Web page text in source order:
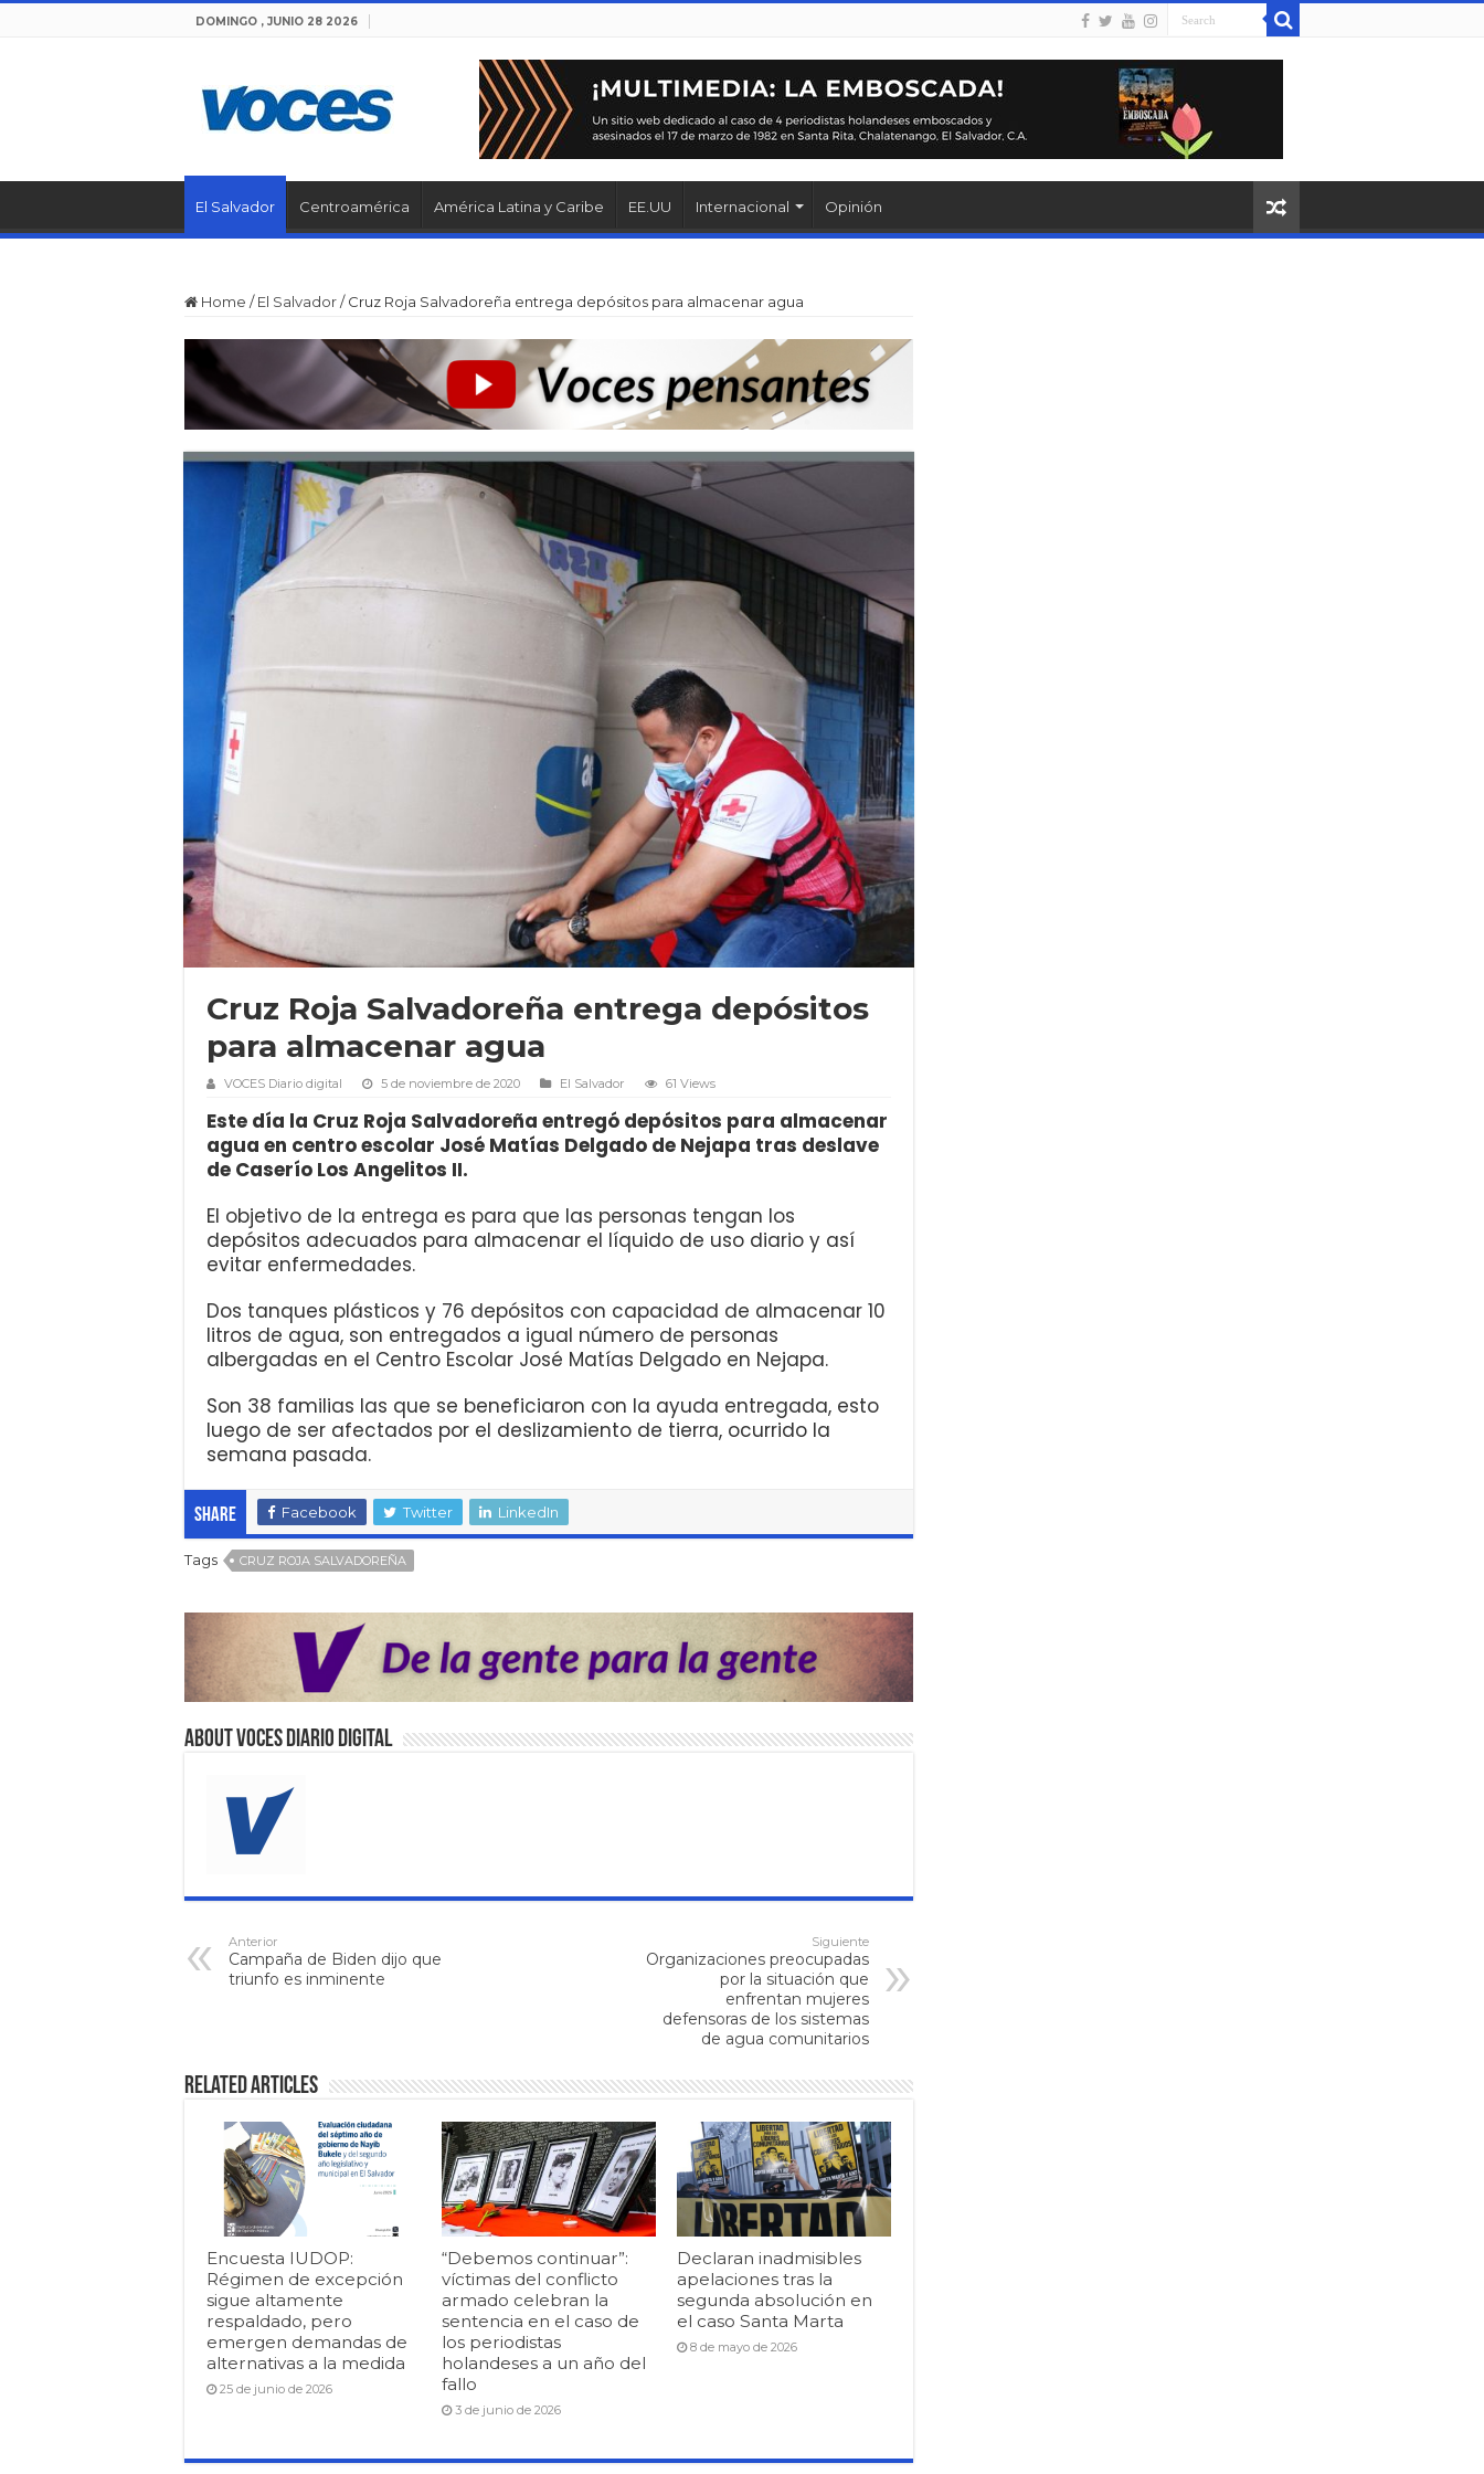
DOMINGO , JUNIO 28 2026
El Salvador Centroamérica América Latina y Caribe EE.UU Internacional Opinión
Home / El Salvador/ Cruz Roja Salvadoreña entrega depósitos para almacenar agua
Cruz Roja Salvadoreña entrega depósitos
para almacenar agua
VOCES Diario digital 5 de noviembre de 2020 El Salvador 61 Views
Este día la Cruz Roja Salvadoreña entregó depósitos para almacenar
agua en centro escolar José Matías Delgado de Nejapa tras deslave
de Caserío Los Angelitos II.
El objetivo de la entrega es para que las personas tengan los
depósitos adecuados para almacenar el líquido de uso diario y así
evitar enfermedades.
Dos tanques plásticos y 76 depósitos con capacidad de almacenar 10
litros de agua, son entregados a igual número de personas
albergadas en el Centro Escolar José Matías Delgado en Nejapa.
Son 38 familias las que se beneficiaron con la ayuda entregada, esto
luego de ser afectados por el deslizamiento de tierra, ocurrido la
semana pasada.
Share Facebook Twitter LinkedIn
Tags CRUZ ROJA SALVADOREÑA
About VOCES Diario digital
Anterior
Campaña de Biden dijo que
triunfo es inminente
Siguiente
Organizaciones preocupadas
por la situación que
enfrentan mujeres
defensoras de los sistemas
de agua comunitarios
Related Articles
Encuesta IUDOP:
Régimen de excepción
sigue altamente
respaldado, pero
emergen demandas de
alternativas a la medida
25 de junio de 2026
“Debemos continuar”:
víctimas del conflicto
armado celebran la
sentencia en el caso de
los periodistas
holandeses a un año del
fallo
3 de junio de 2026
Declaran inadmisibles
apelaciones tras la
segunda absolución en
el caso Santa Marta
8 de mayo de 2026